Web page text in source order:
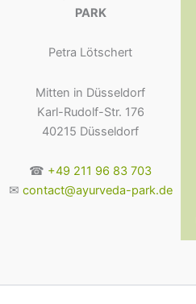
PARK
Petra Lötschert
Mitten in Düsseldorf
Karl-Rudolf-Str. 176
40215 Düsseldorf
☎ +49 211 96 83 703
✉ contact@ayurveda-park.de